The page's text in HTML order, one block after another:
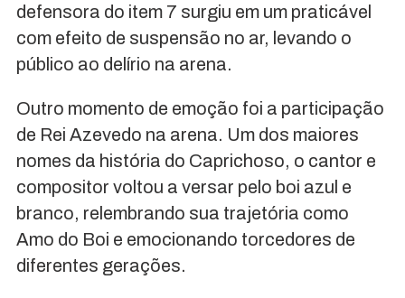
defensora do item 7 surgiu em um praticável
com efeito de suspensão no ar, levando o
público ao delírio na arena.
Outro momento de emoção foi a participação
de Rei Azevedo na arena. Um dos maiores
nomes da história do Caprichoso, o cantor e
compositor voltou a versar pelo boi azul e
branco, relembrando sua trajetória como
Amo do Boi e emocionando torcedores de
diferentes gerações.